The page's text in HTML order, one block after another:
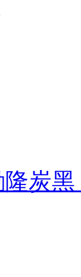
隆炭